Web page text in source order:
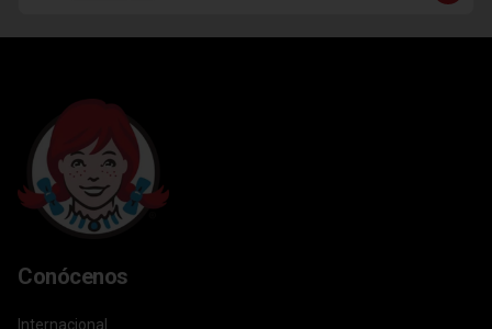
Conócenos
Internacional